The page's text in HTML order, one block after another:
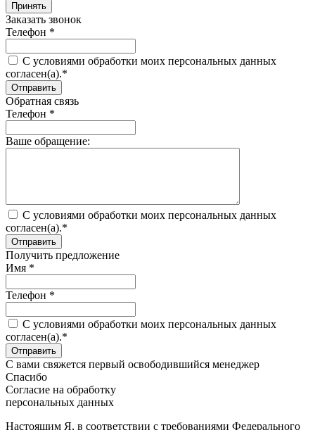
Принять
Заказать звонок
Телефон *
C условиями обработки моих персональных данных
согласен(а).*
Обратная связь
Телефон *
Ваше обращение:
C условиями обработки моих персональных данных
согласен(а).*
Получить предложение
Имя *
Телефон *
C условиями обработки моих персональных данных
согласен(а).*
С вами свяжется первый освободившийся менеджер
Спасибо
Согласие на обработку
персональных данных
Настоящим Я, в соответствии с требованиями Федерального